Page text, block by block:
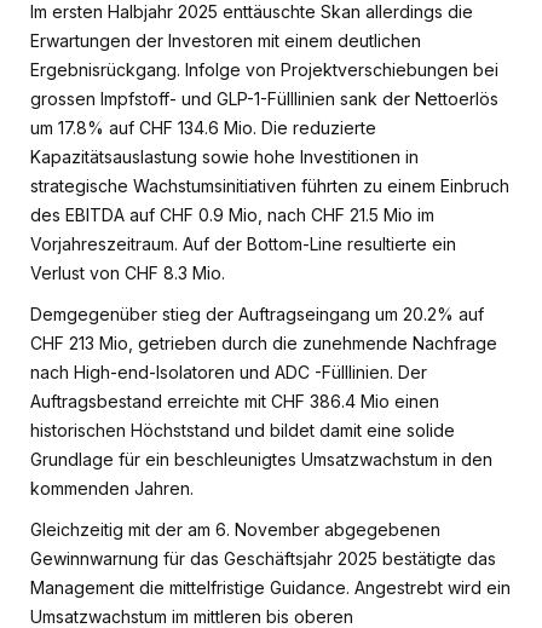
Im ersten Halbjahr 2025 enttäuschte Skan allerdings die
Erwartungen der Investoren mit einem deutlichen
Ergebnisrückgang. Infolge von Projektverschiebungen bei
grossen Impfstoff- und GLP-1-Fülllinien sank der Nettoerlös
um 17.8% auf CHF 134.6 Mio. Die reduzierte
Kapazitätsauslastung sowie hohe Investitionen in
strategische Wachstumsinitiativen führten zu einem Einbruch
des EBITDA auf CHF 0.9 Mio, nach CHF 21.5 Mio im
Vorjahreszeitraum. Auf der Bottom-Line resultierte ein
Verlust von CHF 8.3 Mio.
Demgegenüber stieg der Auftragseingang um 20.2% auf
CHF 213 Mio, getrieben durch die zunehmende Nachfrage
nach High-end-Isolatoren und ADC -Fülllinien. Der
Auftragsbestand erreichte mit CHF 386.4 Mio einen
historischen Höchststand und bildet damit eine solide
Grundlage für ein beschleunigtes Umsatzwachstum in den
kommenden Jahren.
Gleichzeitig mit der am 6. November abgegebenen
Gewinnwarnung für das Geschäftsjahr 2025 bestätigte das
Management die mittelfristige Guidance. Angestrebt wird ein
Umsatzwachstum im mittleren bis oberen